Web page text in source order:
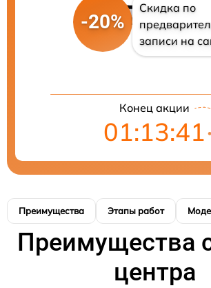
-20%
Скидка по
записи на
Конец акции
01:13:41
Преимущества Этапы работ
Преимущества
центра